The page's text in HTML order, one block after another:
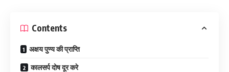
Contents
अक्षय पुण्य की प्राप्ति
कालसर्प दोष दूर करे